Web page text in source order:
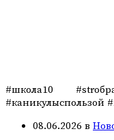
#школа10
#каникулыспользой
08.06.2026 в